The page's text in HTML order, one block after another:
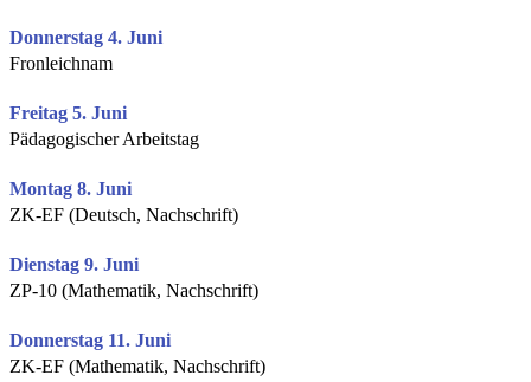
Donnerstag 4. Juni
Fronleichnam
Freitag 5. Juni
Pädagogischer Arbeitstag
Montag 8. Juni
ZK-EF (Deutsch, Nachschrift)
Dienstag 9. Juni
ZP-10 (Mathematik, Nachschrift)
Donnerstag 11. Juni
ZK-EF (Mathematik, Nachschrift)